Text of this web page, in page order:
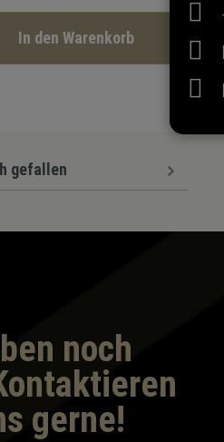
In den Warenkorb
gefallen
noch
gerne!